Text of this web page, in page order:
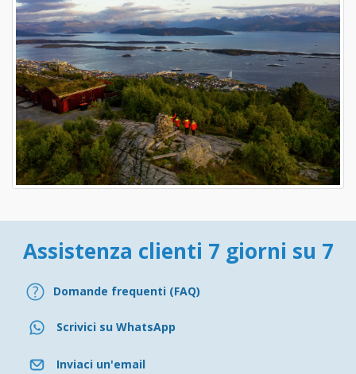
Assistenza clienti 7 giorni su 7
Domande frequenti (FAQ)
Scrivici su WhatsApp
Inviaci un'email